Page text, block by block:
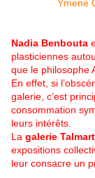
Nadia Benbouta
plasticiennes
que le philosophe
En effet, si
galerie, c’est
consommation
leurs intérêts.
La galerie Talmart
expositions
leur consacre un